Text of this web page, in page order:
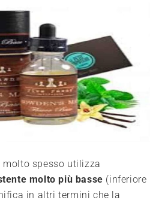
molto spesso utilizza
molto più basse (inferiore
in altri termini che la